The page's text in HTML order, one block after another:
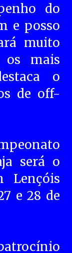
do
e posso
muito
os mais
o
de off-
será o
Lençóis
e 28 de